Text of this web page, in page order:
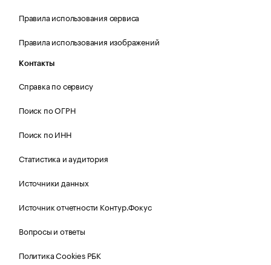
Правила использования сервиса
Правила использования изображений
Контакты
Справка по сервису
Поиск по ОГРН
Поиск по ИНН
Статистика и аудитория
Источники данных
Источник отчетности Контур.Фокус
Вопросы и ответы
Политика Cookies РБК